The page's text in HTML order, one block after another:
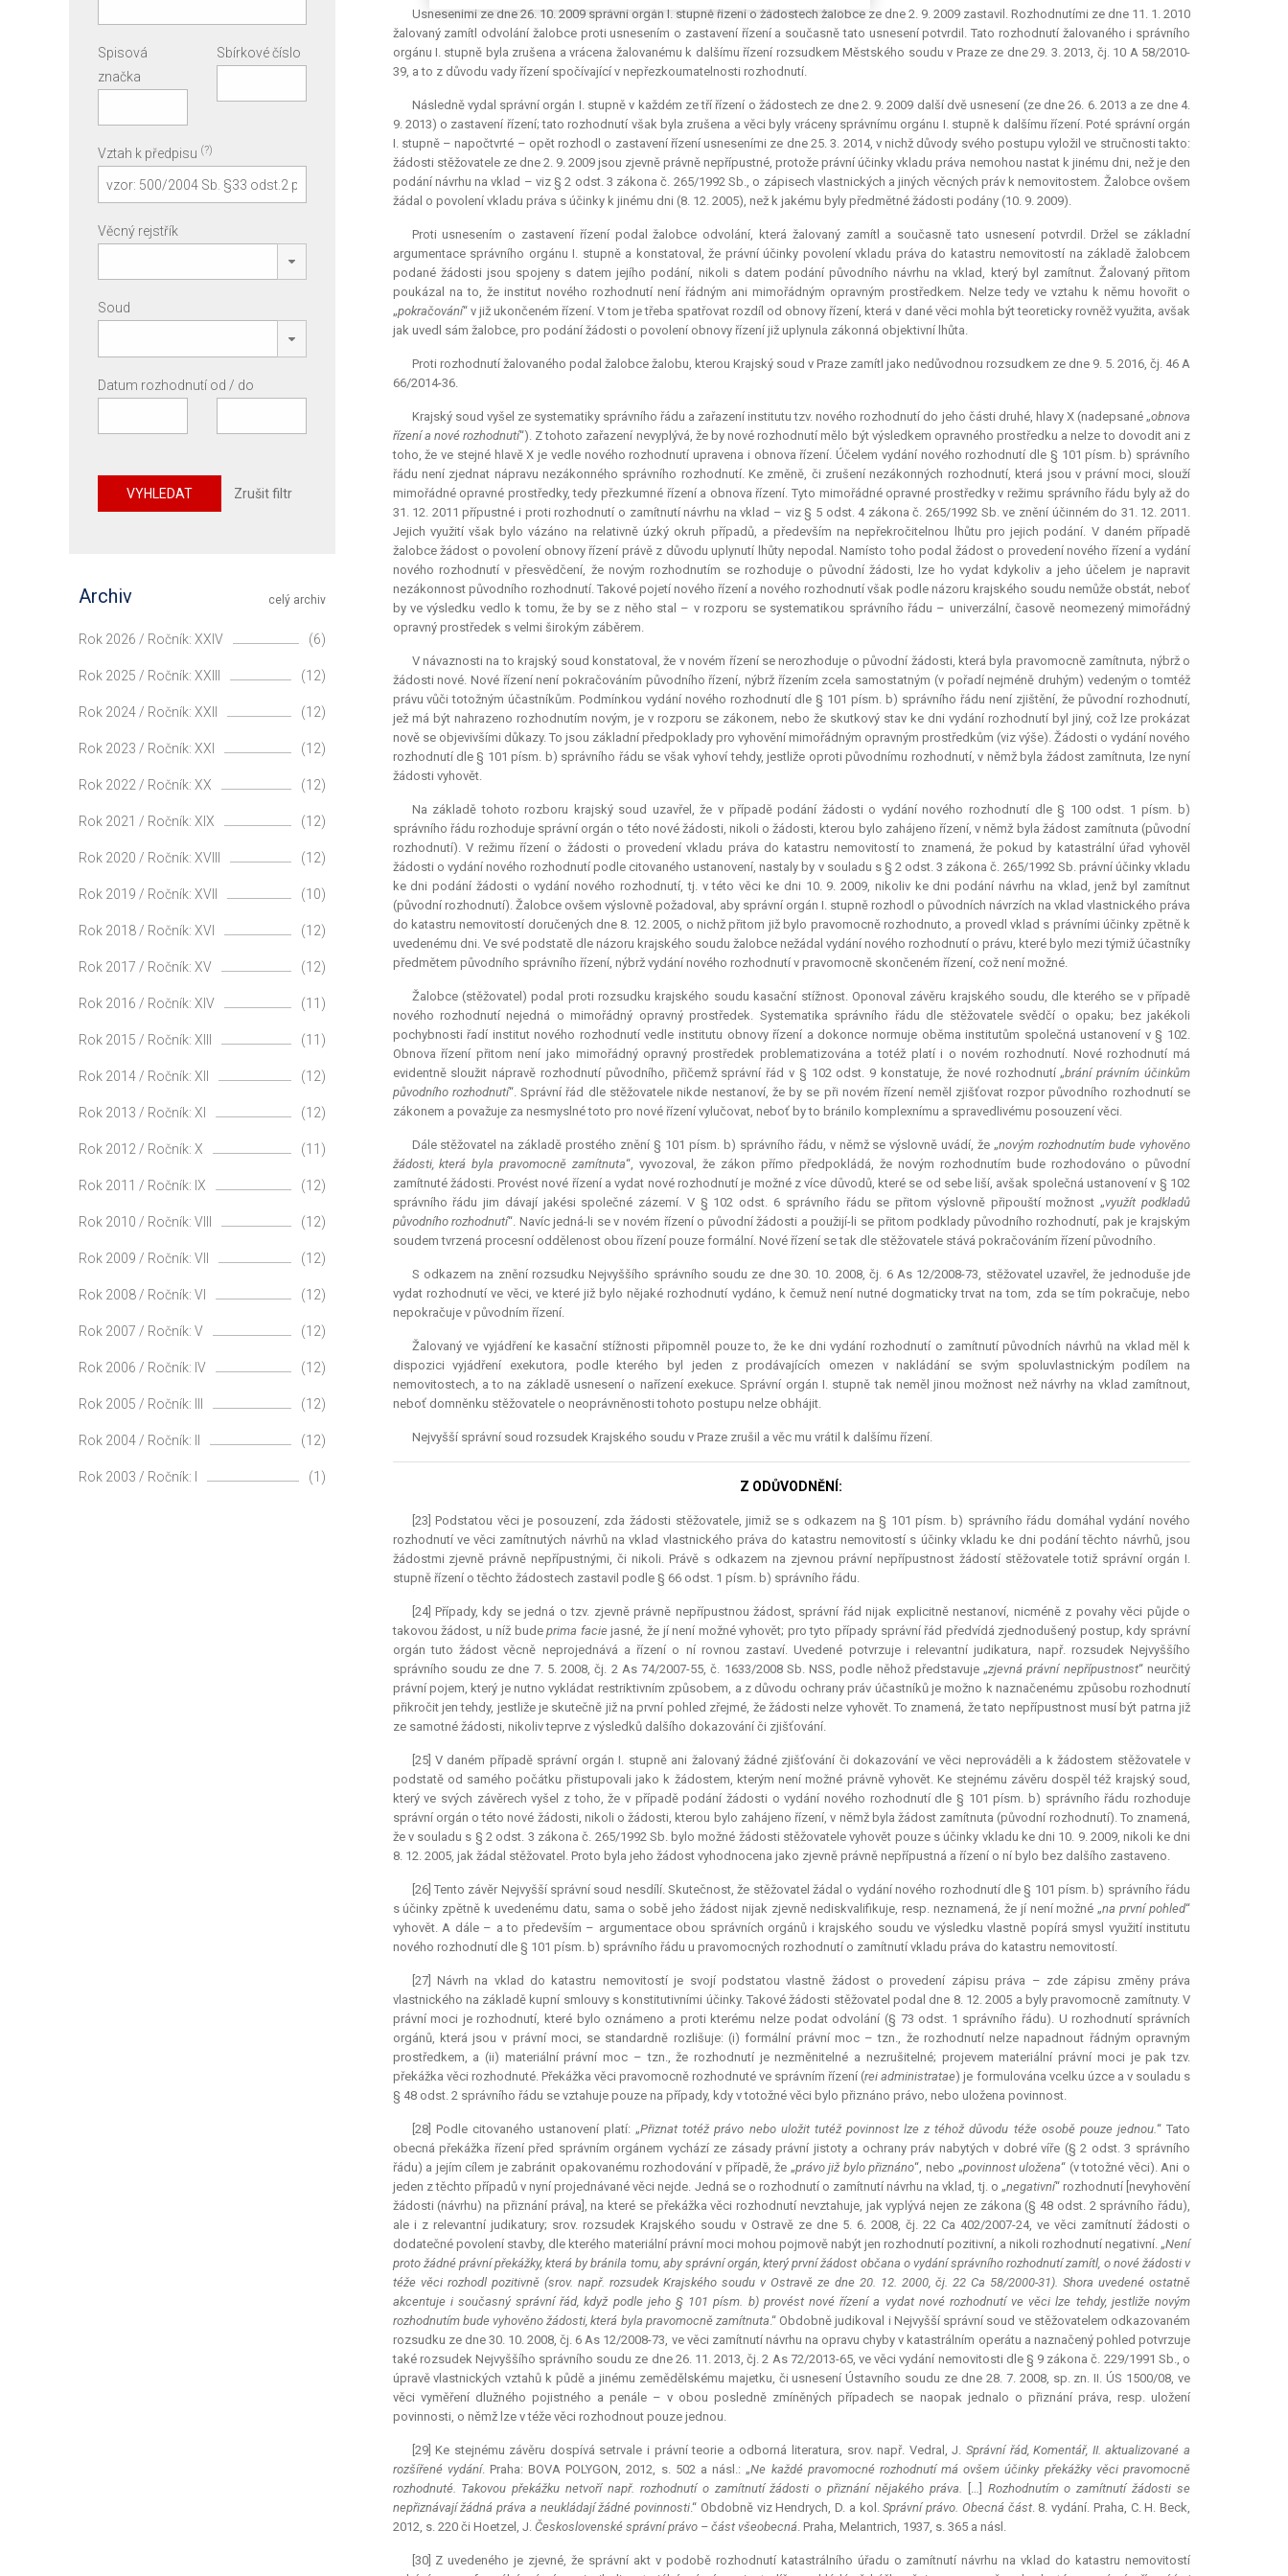
Usneseními ze dne 26. 10. 2009 správní orgán I. stupně řízení o žádostech žalobce ze dne 2. 9. 2009 zastavil. Rozhodnutími ze dne 11. 1. 2010
žalovaný zamítl odvolání žalobce proti usnesením o zastavení řízení a současně tato usnesení potvrdil. Tato rozhodnutí žalovaného i správního
orgánu I. stupně byla zrušena a vrácena žalovanému k dalšímu řízení rozsudkem Městského soudu v Praze ze dne 29. 3. 2013, čj. 10 A 58/2010-
39, a to z důvodu vady řízení spočívající v nepřezkoumatelnosti rozhodnutí.
Následně vydal správní orgán I. stupně v každém ze tří řízení o žádostech ze dne 2. 9. 2009 další dvě usnesení (ze dne 26. 6. 2013 a ze dne 4.
9. 2013) o zastavení řízení; tato rozhodnutí však byla zrušena a věci byly vráceny správnímu orgánu I. stupně k dalšímu řízení. Poté správní orgán
I. stupně – napočtvrté – opět rozhodl o zastavení řízení usneseními ze dne 25. 3. 2014, v nichž důvody svého postupu vyložil ve stručnosti takto:
žádosti stěžovatele ze dne 2. 9. 2009 jsou zjevně právně nepřípustné, protože právní účinky vkladu práva nemohou nastat k jinému dni, než je den
podání návrhu na vklad – viz § 2 odst. 3 zákona č. 265/1992 Sb., o zápisech vlastnických a jiných věcných práv k nemovitostem. Žalobce ovšem
žádal o povolení vkladu práva s účinky k jinému dni (8. 12. 2005), než k jakému byly předmětné žádosti podány (10. 9. 2009).
Proti usnesením o zastavení řízení podal žalobce odvolání, která žalovaný zamítl a současně tato usnesení potvrdil. Držel se základní
argumentace správního orgánu I. stupně a konstatoval, že právní účinky povolení vkladu práva do katastru nemovitostí na základě žalobcem
podané žádosti jsou spojeny s datem jejího podání, nikoli s datem podání původního návrhu na vklad, který byl zamítnut. Žalovaný přitom
poukázal na to, že institut nového rozhodnutí není řádným ani mimořádným opravným prostředkem. Nelze tedy ve vztahu k němu hovořit o
„pokračování“ v již ukončeném řízení. V tom je třeba spatřovat rozdíl od obnovy řízení, která v dané věci mohla být teoreticky rovněž využita, avšak
jak uvedl sám žalobce, pro podání žádosti o povolení obnovy řízení již uplynula zákonná objektivní lhůta.
Proti rozhodnutí žalovaného podal žalobce žalobu, kterou Krajský soud v Praze zamítl jako nedůvodnou rozsudkem ze dne 9. 5. 2016, čj. 46 A
66/2014-36.
Krajský soud vyšel ze systematiky správního řádu a zařazení institutu tzv. nového rozhodnutí do jeho části druhé, hlavy X (nadepsané „obnova
řízení a nové rozhodnutí“). Z tohoto zařazení nevyplývá, že by nové rozhodnutí mělo být výsledkem opravného prostředku a nelze to dovodit ani z
toho, že ve stejné hlavě X je vedle nového rozhodnutí upravena i obnova řízení. Účelem vydání nového rozhodnutí dle § 101 písm. b) správního
řádu není zjednat nápravu nezákonného správního rozhodnutí. Ke změně, či zrušení nezákonných rozhodnutí, která jsou v právní moci, slouží
mimořádné opravné prostředky, tedy přezkumné řízení a obnova řízení. Tyto mimořádné opravné prostředky v režimu správního řádu byly až do
31. 12. 2011 přípustné i proti rozhodnutí o zamítnutí návrhu na vklad – viz § 5 odst. 4 zákona č. 265/1992 Sb. ve znění účinném do 31. 12. 2011.
Jejich využití však bylo vázáno na relativně úzký okruh případů, a především na nepřekročitelnou lhůtu pro jejich podání. V daném případě
žalobce žádost o povolení obnovy řízení právě z důvodu uplynutí lhůty nepodal. Namísto toho podal žádost o provedení nového řízení a vydání
nového rozhodnutí v přesvědčení, že novým rozhodnutím se rozhoduje o původní žádosti, lze ho vydat kdykoliv a jeho účelem je napravit
nezákonnost původního rozhodnutí. Takové pojetí nového řízení a nového rozhodnutí však podle názoru krajského soudu nemůže obstát, neboť
by ve výsledku vedlo k tomu, že by se z něho stal – v rozporu se systematikou správního řádu – univerzální, časově neomezený mimořádný
opravný prostředek s velmi širokým záběrem.
V návaznosti na to krajský soud konstatoval, že v novém řízení se nerozhoduje o původní žádosti, která byla pravomocně zamítnuta, nýbrž o
žádosti nové. Nové řízení není pokračováním původního řízení, nýbrž řízením zcela samostatným (v pořadí nejméně druhým) vedeným o tomtéž
právu vůči totožným účastníkům. Podmínkou vydání nového rozhodnutí dle § 101 písm. b) správního řádu není zjištění, že původní rozhodnutí,
jež má být nahrazeno rozhodnutím novým, je v rozporu se zákonem, nebo že skutkový stav ke dni vydání rozhodnutí byl jiný, což lze prokázat
nově se objevivšími důkazy. To jsou základní předpoklady pro vyhovění mimořádným opravným prostředkům (viz výše). Žádosti o vydání nového
rozhodnutí dle § 101 písm. b) správního řádu se však vyhoví tehdy, jestliže oproti původnímu rozhodnutí, v němž byla žádost zamítnuta, lze nyní
žádosti vyhovět.
Na základě tohoto rozboru krajský soud uzavřel, že v případě podání žádosti o vydání nového rozhodnutí dle § 100 odst. 1 písm. b)
správního řádu rozhoduje správní orgán o této nové žádosti, nikoli o žádosti, kterou bylo zahájeno řízení, v němž byla žádost zamítnuta (původní
rozhodnutí). V režimu řízení o žádosti o provedení vkladu práva do katastru nemovitostí to znamená, že pokud by katastrální úřad vyhověl
žádosti o vydání nového rozhodnutí podle citovaného ustanovení, nastaly by v souladu s § 2 odst. 3 zákona č. 265/1992 Sb. právní účinky vkladu
ke dni podání žádosti o vydání nového rozhodnutí, tj. v této věci ke dni 10. 9. 2009, nikoliv ke dni podání návrhu na vklad, jenž byl zamítnut
(původní rozhodnutí). Žalobce ovšem výslovně požadoval, aby správní orgán I. stupně rozhodl o původních návrzích na vklad vlastnického práva
do katastru nemovitostí doručených dne 8. 12. 2005, o nichž přitom již bylo pravomocně rozhodnuto, a provedl vklad s právními účinky zpětně k
uvedenému dni. Ve své podstatě dle názoru krajského soudu žalobce nežádal vydání nového rozhodnutí o právu, které bylo mezi týmiž účastníky
předmětem původního správního řízení, nýbrž vydání nového rozhodnutí v pravomocně skončeném řízení, což není možné.
Žalobce (stěžovatel) podal proti rozsudku krajského soudu kasační stížnost. Oponoval závěru krajského soudu, dle kterého se v případě
nového rozhodnutí nejedná o mimořádný opravný prostředek. Systematika správního řádu dle stěžovatele svědčí o opaku; bez jakékoli
pochybnosti řadí institut nového rozhodnutí vedle institutu obnovy řízení a dokonce normuje oběma institutům společná ustanovení v § 102.
Obnova řízení přitom není jako mimořádný opravný prostředek problematizována a totéž platí i o novém rozhodnutí. Nové rozhodnutí má
evidentně sloužit nápravě rozhodnutí původního, přičemž správní řád v § 102 odst. 9 konstatuje, že nové rozhodnutí „brání právním účinkům
původního rozhodnutí“. Správní řád dle stěžovatele nikde nestanoví, že by se při novém řízení neměl zjišťovat rozpor původního rozhodnutí se
zákonem a považuje za nesmyslné toto pro nové řízení vylučovat, neboť by to bránilo komplexnímu a spravedlivému posouzení věci.
Dále stěžovatel na základě prostého znění § 101 písm. b) správního řádu, v němž se výslovně uvádí, že „novým rozhodnutím bude vyhověno
žádosti, která byla pravomocně zamítnuta“, vyvozoval, že zákon přímo předpokládá, že novým rozhodnutím bude rozhodováno o původní
zamítnuté žádosti. Provést nové řízení a vydat nové rozhodnutí je možné z více důvodů, které se od sebe liší, avšak společná ustanovení v § 102
správního řádu jim dávají jakési společné zázemí. V § 102 odst. 6 správního řádu se přitom výslovně připouští možnost „využít podkladů
původního rozhodnutí“. Navíc jedná-li se v novém řízení o původní žádosti a použijí-li se přitom podklady původního rozhodnutí, pak je krajským
soudem tvrzená procesní oddělenost obou řízení pouze formální. Nové řízení se tak dle stěžovatele stává pokračováním řízení původního.
S odkazem na znění rozsudku Nejvyššího správního soudu ze dne 30. 10. 2008, čj. 6 As 12/2008-73, stěžovatel uzavřel, že jednoduše jde
vydat rozhodnutí ve věci, ve které již bylo nějaké rozhodnutí vydáno, k čemuž není nutné dogmaticky trvat na tom, zda se tím pokračuje, nebo
nepokračuje v původním řízení.
Žalovaný ve vyjádření ke kasační stížnosti připomněl pouze to, že ke dni vydání rozhodnutí o zamítnutí původních návrhů na vklad měl k
dispozici vyjádření exekutora, podle kterého byl jeden z prodávajících omezen v nakládání se svým spoluvlastnickým podílem na
nemovitostech, a to na základě usnesení o nařízení exekuce. Správní orgán I. stupně tak neměl jinou možnost než návrhy na vklad zamítnout,
neboť domněnku stěžovatele o neoprávněnosti tohoto postupu nelze obhájit.
Nejvyšší správní soud rozsudek Krajského soudu v Praze zrušil a věc mu vrátil k dalšímu řízení.
Z ODŮVODNĚNÍ:
[23] Podstatou věci je posouzení, zda žádosti stěžovatele, jimiž se s odkazem na § 101 písm. b) správního řádu domáhal vydání nového
rozhodnutí ve věci zamítnutých návrhů na vklad vlastnického práva do katastru nemovitostí s účinky vkladu ke dni podání těchto návrhů, jsou
žádostmi zjevně právně nepřípustnými, či nikoli. Právě s odkazem na zjevnou právní nepřípustnost žádostí stěžovatele totiž správní orgán I.
stupně řízení o těchto žádostech zastavil podle § 66 odst. 1 písm. b) správního řádu.
[24] Případy, kdy se jedná o tzv. zjevně právně nepřípustnou žádost, správní řád nijak explicitně nestanoví, nicméně z povahy věci půjde o
takovou žádost, u níž budeprima faciejasné, že jí není možné vyhovět; pro tyto případy správní řád předvídá zjednodušený postup, kdy správní
orgán tuto žádost věcně neprojednává a řízení o ní rovnou zastaví. Uvedené potvrzuje i relevantní judikatura, např. rozsudek Nejvyššího
správního soudu ze dne 7. 5. 2008, čj. 2 As 74/2007-55, č. 1633/2008 Sb. NSS, podle něhož představuje „zjevná právní nepřípustnost“ neurčitý
právní pojem, který je nutno vykládat restriktivním způsobem, a z důvodu ochrany práv účastníků je možno k naznačenému způsobu rozhodnutí
přikročit jen tehdy, jestliže je skutečně již na první pohled zřejmé, že žádosti nelze vyhovět. To znamená, že tato nepřípustnost musí být patrna již
ze samotné žádosti, nikoliv teprve z výsledků dalšího dokazování či zjišťování.
[25] V daném případě správní orgán I. stupně ani žalovaný žádné zjišťování či dokazování ve věci neprováděli a k žádostem stěžovatele v
podstatě od samého počátku přistupovali jako k žádostem, kterým není možné právně vyhovět. Ke stejnému závěru dospěl též krajský soud,
který ve svých závěrech vyšel z toho, že v případě podání žádosti o vydání nového rozhodnutí dle § 101 písm. b) správního řádu rozhoduje
správní orgán o této nové žádosti, nikoli o žádosti, kterou bylo zahájeno řízení, v němž byla žádost zamítnuta (původní rozhodnutí). To znamená,
že v souladu s § 2 odst. 3 zákona č. 265/1992 Sb. bylo možné žádosti stěžovatele vyhovět pouze s účinky vkladu ke dni 10. 9. 2009, nikoli ke dni
8. 12. 2005, jak žádal stěžovatel. Proto byla jeho žádost vyhodnocena jako zjevně právně nepřípustná a řízení o ní bylo bez dalšího zastaveno.
[26] Tento závěr Nejvyšší správní soud nesdílí. Skutečnost, že stěžovatel žádal o vydání nového rozhodnutí dle § 101 písm. b) správního řádu
s účinky zpětně k uvedenému datu, sama o sobě jeho žádost nijak zjevně nediskvalifikuje, resp. neznamená, že jí není možné „na první pohled“
vyhovět. A dále – a to především – argumentace obou správních orgánů i krajského soudu ve výsledku vlastně popírá smysl využití institutu
nového rozhodnutí dle § 101 písm. b) správního řádu u pravomocných rozhodnutí o zamítnutí vkladu práva do katastru nemovitostí.
[27] Návrh na vklad do katastru nemovitostí je svojí podstatou vlastně žádost o provedení zápisu práva – zde zápisu změny práva
vlastnického na základě kupní smlouvy s konstitutivními účinky. Takové žádosti stěžovatel podal dne 8. 12. 2005 a byly pravomocně zamítnuty. V
právní moci je rozhodnutí, které bylo oznámeno a proti kterému nelze podat odvolání (§ 73 odst. 1 správního řádu). U rozhodnutí správních
orgánů, která jsou v právní moci, se standardně rozlišuje: (i) formální právní moc – tzn., že rozhodnutí nelze napadnout řádným opravným
prostředkem, a (ii) materiální právní moc – tzn., že rozhodnutí je nezměnitelné a nezrušitelné; projevem materiální právní moci je pak tzv.
překážka věci rozhodnuté. Překážka věci pravomocně rozhodnuté ve správním řízení (rei administratae) je formulována vcelku úzce a v souladu s
§ 48 odst. 2 správního řádu se vztahuje pouze na případy, kdy v totožné věci bylo přiznáno právo, nebo uložena povinnost.
[28] Podle citovaného ustanovení platí: „Přiznat totéž právo nebo uložit tutéž povinnost lze z téhož důvodu téže osobě pouze jednou.“ Tato
obecná překážka řízení před správním orgánem vychází ze zásady právní jistoty a ochrany práv nabytých v dobré víře (§ 2 odst. 3 správního
řádu) a jejím cílem je zabránit opakovanému rozhodování v případě, že „právo již bylo přiznáno“, nebo „povinnost uložena“ (v totožné věci). Ani o
jeden z těchto případů v nyní projednávané věci nejde. Jedná se o rozhodnutí o zamítnutí návrhu na vklad, tj. o „negativní“ rozhodnutí [nevyhovění
žádosti (návrhu) na přiznání práva], na které se překážka věci rozhodnutí nevztahuje, jak vyplývá nejen ze zákona (§ 48 odst. 2 správního řádu),
ale i z relevantníjudikatury; srov. rozsudek Krajského soudu v Ostravě ze dne 5. 6. 2008, čj. 22 Ca 402/2007-24, ve věci zamítnutí žádosti o
dodatečné povolení stavby, dle kterého materiální právní moci mohou pojmově nabýt jen rozhodnutí pozitivní, a nikoli rozhodnutí negativní. „Není
proto žádné právní překážky, která by bránila tomu, aby správní orgán, který první žádost občana o vydání správního rozhodnutí zamítl, o nové žádosti v
téže věci rozhodl pozitivně (srov. např. rozsudek Krajského soudu v Ostravě ze dne 20. 12. 2000, čj. 22 Ca 58/2000-31). Shora uvedené ostatně
akcentuje i současný správní řád, když podle jeho § 101 písm. b) provést nové řízení a vydat nové rozhodnutí ve věci lze tehdy, jestliže novým
rozhodnutím bude vyhověno žádosti, která byla pravomocně zamítnuta.“ Obdobně judikoval i Nejvyšší správní soud ve stěžovatelem odkazovaném
rozsudku ze dne 30. 10. 2008, čj. 6 As 12/2008-73, ve věci zamítnutí návrhu na opravu chyby v katastrálním operátu a naznačený pohled potvrzuje
také rozsudek Nejvyššího správního soudu ze dne 26. 11. 2013, čj. 2 As 72/2013-65, ve věci vydání nemovitosti dle § 9 zákona č. 229/1991 Sb., o
úpravě vlastnických vztahů k půdě a jinému zemědělskému majetku, či usnesení Ústavního soudu ze dne 28. 7. 2008, sp. zn. II. ÚS 1500/08, ve
věci vyměření dlužného pojistného a penále – v obou posledně zmíněných případech se naopak jednalo o přiznání práva, resp. uložení
povinnosti, o němž lze v téže věci rozhodnout pouze jednou.
[29] Ke stejnému závěru dospívá setrvale i právní teorie a odborná literatura, srov. např. Vedral, J.Správní řád, Komentář, II. aktualizované a
rozšířené vydání. Praha: BOVA POLYGON, 2012, s. 502 a násl.: „Ne každé pravomocné rozhodnutí má ovšem účinky překážky věci pravomocně
rozhodnuté. Takovou překážku netvoří např. rozhodnutí o zamítnutí žádosti o přiznání nějakého práva.
[…]
Rozhodnutím o zamítnutí žádosti se
nepřiznávají žádná práva a neukládají žádné povinnosti.“ Obdobně viz Hendrych, D. a kol.Správní právo. Obecná část. 8. vydání. Praha, C. H. Beck,
2012, s. 220 či Hoetzel, J. Československé správní právo – část všeobecná. Praha, Melantrich, 1937, s. 365 a násl.
[30] Z uvedeného je zjevné, že správní akt v podobě rozhodnutí katastrálního úřadu o zamítnutí návrhu na vklad do katastru nemovitostí
Spisová
značka
Sbírkové číslo
Vztah k předpisu (?)
Věcný rejstřík
Soud
Datum rozhodnutí od / do
VYHLEDAT Zrušit filtr
celý archiv
Archiv
Rok 2026 / Ročník: XXIV (6)
Rok 2025 / Ročník: XXIII (12)
Rok 2024 / Ročník: XXII (12)
Rok 2023 / Ročník: XXI (12)
Rok 2022 / Ročník: XX (12)
Rok 2021 / Ročník: XIX (12)
Rok 2020 / Ročník: XVIII (12)
Rok 2019 / Ročník: XVII (10)
Rok 2018 / Ročník: XVI (12)
Rok 2017 / Ročník: XV (12)
Rok 2016 / Ročník: XIV (11)
Rok 2015 / Ročník: XIII (11)
Rok 2014 / Ročník: XII (12)
Rok 2013 / Ročník: XI (12)
Rok 2012 / Ročník: X (11)
Rok 2011 / Ročník: IX (12)
Rok 2010 / Ročník: VIII (12)
Rok 2009 / Ročník: VII (12)
Rok 2008 / Ročník: VI (12)
Rok 2007 / Ročník: V (12)
Rok 2006 / Ročník: IV (12)
Rok 2005 / Ročník: III (12)
Rok 2004 / Ročník: II (12)
Rok 2003 / Ročník: I (1)